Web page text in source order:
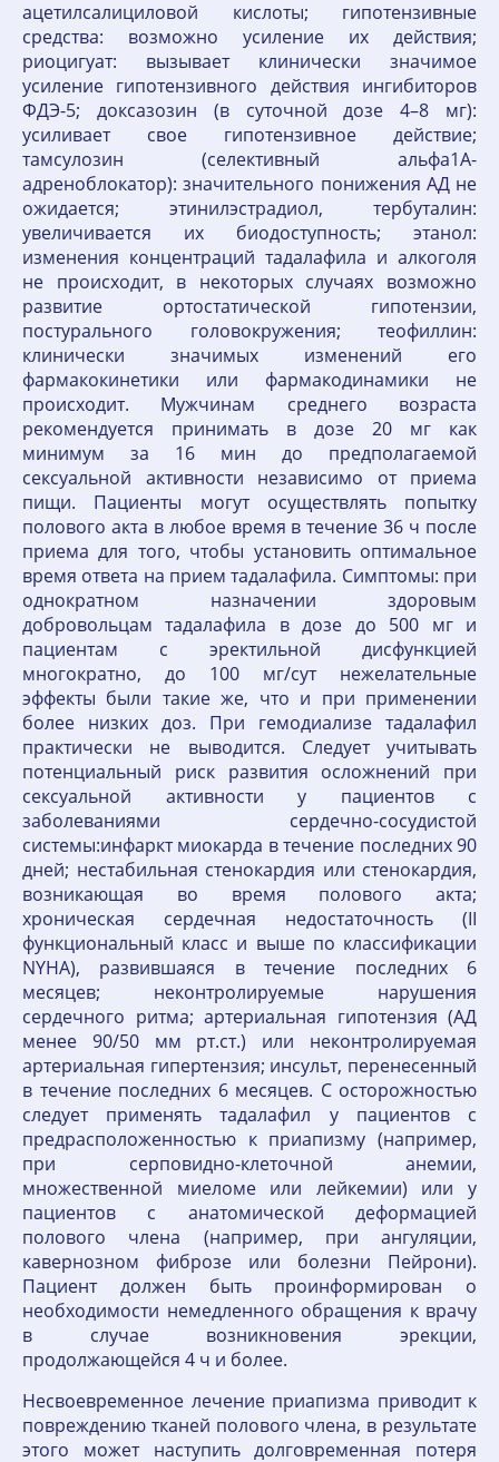
ацетилсалициловой кислоты; гипотензивные
средства: возможно усиление их действия;
риоцигуат: вызывает клинически значимое
усиление гипотензивного действия ингибиторов
ФДЭ-5; доксазозин (в суточной дозе 4–8 мг):
усиливает свое гипотензивное действие;
тамсулозин (селективный альфа1A-
адреноблокатор): значительного понижения АД не
ожидается; этинилэстрадиол, тербуталин:
увеличивается их биодоступность; этанол:
изменения концентраций тадалафила и алкоголя
не происходит, в некоторых случаях возможно
развитие ортостатической гипотензии,
постурального головокружения; теофиллин:
клинически значимых изменений его
фармакокинетики или фармакодинамики не
происходит. Мужчинам среднего возраста
рекомендуется принимать в дозе 20 мг как
минимум за 16 мин до предполагаемой
сексуальной активности независимо от приема
пищи. Пациенты могут осуществлять попытку
полового акта в любое время в течение 36 ч после
приема для того, чтобы установить оптимальное
время ответа на прием тадалафила. Симптомы: при
однократном назначении здоровым
добровольцам тадалафила в дозе до 500 мг и
пациентам с эректильной дисфункцией
многократно, до 100 мг/сут нежелательные
эффекты были такие же, что и при применении
более низких доз. При гемодиализе тадалафил
практически не выводится. Следует учитывать
потенциальный риск развития осложнений при
сексуальной активности у пациентов с
заболеваниями сердечно-сосудистой
системы:инфаркт миокарда в течение последних 90
дней; нестабильная стенокардия или стенокардия,
возникающая во время полового акта;
хроническая сердечная недостаточность (II
функциональный класс и выше по классификации
NYHA), развившаяся в течение последних 6
месяцев; неконтролируемые нарушения
сердечного ритма; артериальная гипотензия (АД
менее 90/50 мм рт.ст.) или неконтролируемая
артериальная гипертензия; инсульт, перенесенный
в течение последних 6 месяцев. С осторожностью
следует применять тадалафил у пациентов с
предрасположенностью к приапизму (например,
при серповидно-клеточной анемии,
множественной миеломе или лейкемии) или у
пациентов с анатомической деформацией
полового члена (например, при ангуляции,
кавернозном фиброзе или болезни Пейрони).
Пациент должен быть проинформирован о
необходимости немедленного обращения к врачу
в случае возникновения эрекции,
продолжающейся 4 ч и более.
Несвоевременное лечение приапизма приводит к
повреждению тканей полового члена, в результате
этого может наступить долговременная потеря